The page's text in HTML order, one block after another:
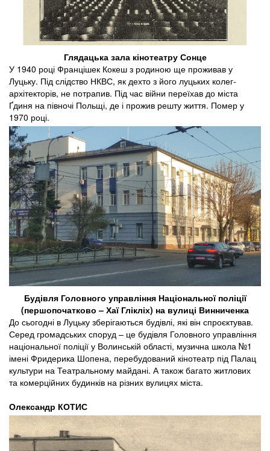
Глядацька зала кінотеатру Сонце
У 1940 році Францішек Кокеш з родиною ще проживав у
Луцьку. Під слідство НКВС, як дехто з його луцьких колег-
архітекторів, не потрапив. Під час війни переїхав до міста
Ґдиня на півночі Польщі, де і прожив решту життя. Помер у
1970 році.
Будівля Головного управління Національної поліції
(першопочатково – Хаї Глікліх) на вулиці Винниченка
До сьогодні в Луцьку зберігаються будівлі, які він спроєктував.
Серед громадських споруд – це будівля Головного управління
національної поліції у Волинській області, музична школа №1
імені Фридерика Шопена, перебудований кінотеатр під Палац
культури на Театральному майдані. А також багато житлових
та комерційних будинків на різних вулицях міста.
Олександр КОТИС